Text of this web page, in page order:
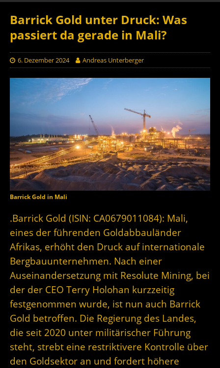
Barrick Gold unter Druck: Was
passiert da gerade in Mali?
6. Dezember 2024 Andreas Unterberger
Barrick Gold in Mali
.Barrick Gold (ISIN: CA0679011084): Mali,
eines der führenden Goldabbauländer
Afrikas, erhöht den Druck auf internationale
Bergbauunternehmen. Nach einer
Auseinandersetzung mit Resolute Mining, bei
der der CEO Terry Holohan kurzzeitig
festgenommen wurde, ist nun auch Barrick
Gold betroffen. Die Regierung des Landes,
die seit 2020 unter militärischer Führung
steht, strebt eine restriktivere Kontrolle über
den Goldsektor an und fordert höhere